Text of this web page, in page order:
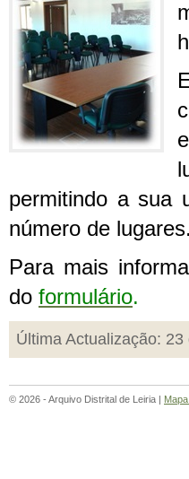
permitindo a sua
número de lugares.
Para mais
do formulário.
Última Actualização:
© 2026 - Arquivo Distrital de Leiria |